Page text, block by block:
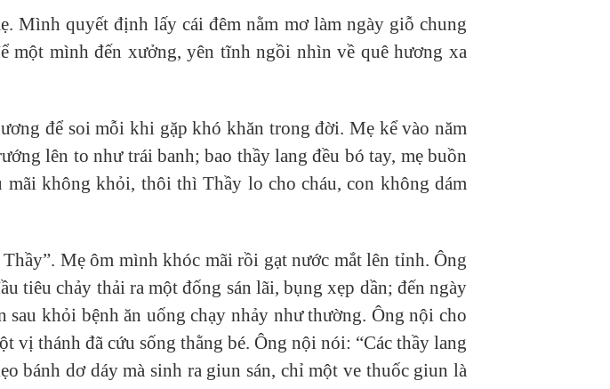
Mình quyết định lấy cái đêm nằm mơ làm ngày giỗ chung
một mình đến xưởng, yên tĩnh ngồi nhìn về quê hương xa
để soi mỗi khi gặp khó khăn trong đời. Mẹ kể vào năm
lên to như trái banh; bao thầy lang đều bó tay, mẹ buồn
không khỏi, thôi thì Thầy lo cho cháu, con không dám
Mẹ ôm mình khóc mãi rồi gạt nước mắt lên tỉnh. Ông
tiêu chảy thải ra một đống sán lãi, bụng xẹp dần; đến ngày
khỏi bệnh ăn uống chạy nhảy như thường. Ông nội cho
thánh đã cứu sống thằng bé. Ông nội nói: “Các thầy lang
bánh dơ dáy mà sinh ra giun sán, chỉ một ve thuốc giun là